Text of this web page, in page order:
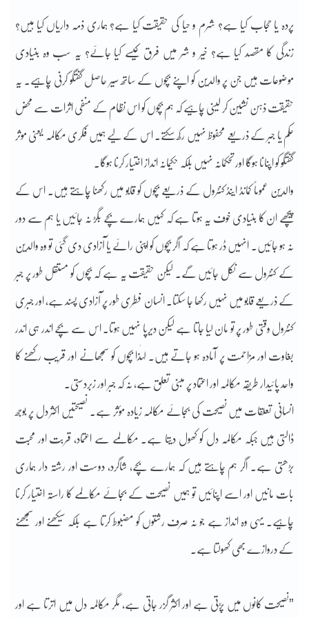
‎پردہ یا حجاب کیا ہے؟ شرم و حیا کی حقیقت کیا ہے؟ ہماری ذمہ داریاں کیا ہیں؟
زندگی کا مقصد کیا ہے؟ خیر و شر میں فرق کیسے کیا جائے؟ یہ سب وہ بنیادی
موضوعات ہیں جن پر والدین کو اپنے بچوں کے ساتھ سیر حاصل گفتگو کرنی چاہیے۔ یہ
حقیقت ذہن نشین کر لینی چاہیے کہ ہم بچوں کو اس نظام کے منفی اثرات سے محض
حکم یا جبر کے ذریعے محفوظ نہیں رکھ سکتے۔ اس کے لیے ہمیں فکری مکالمہ یعنی موثر
گفتگو کو اپنانا ہوگا اور تحکمانہ نہیں بلکہ حکیمانہ انداز اختیار کرنا ہوگا۔
‎والدین عموماً کمانڈ اینڈ کنٹرول کے ذریعے بچوں کو قابو میں رکھنا چاہتے ہیں۔ اس کے
پیچھے ان کا بنیادی خوف یہ ہوتا ہے کہ کہیں ہمارے بچے بگڑ نہ جائیں یا ہم سے دور
نہ ہو جائیں۔ انہیں ڈر ہوتا ہے کہ اگر بچوں کو اپنی رائے یا آزادی دی گئی تو وہ والدین
کے کنٹرول سے نکل جائیں گے۔ لیکن حقیقت یہ ہے کہ بچوں کو مستقل طور پر جبر
کے ذریعے قابو میں نہیں رکھا جا سکتا۔ انسان فطری طور پر آزادی پسند ہے، اور جبری
کنٹرول وقتی طور پر تو مان لیا جاتا ہے لیکن دیرپا نہیں ہوتا۔ اس سے بچے اندر ہی اندر
بغاوت اور مزاحمت پر آمادہ ہو جاتے ہیں۔ لہٰذا بچوں کو سمجھانے اور قریب رکھنے کا
واحد پائیدار طریقہ مکالمہ اور اعتماد پر مبنی تعلق ہے، نہ کہ جبر اور زبردستی۔
‎انسانی تعلقات میں نصیحت کی بجائے مکالمہ زیادہ مؤثر ہے۔ نصیحتیں اکثر دل پر بوجھ
ڈالتی ہیں جبکہ مکالمہ دل کو کھول دیتا ہے۔ مکالمے سے اعتماد، قربت اور محبت
بڑھتی ہے۔ اگر ہم چاہتے ہیں کہ ہمارے بچے، شاگرد، دوست اور رشتہ دار ہماری
بات مانیں اور اسے اپنائیں تو ہمیں نصیحت کے بجائے مکالمے کا راستہ اختیار کرنا
چاہیے۔ یہی وہ انداز ہے جو نہ صرف رشتوں کو مضبوط کرتا ہے بلکہ سیکھنے اور سمجھنے
کے دروازے بھی کھولتا ہے۔
‎”نصیحت کانوں میں پڑتی ہے اور اکثر گزر جاتی ہے، مگر مکالمہ دل میں اترتا ہے اور